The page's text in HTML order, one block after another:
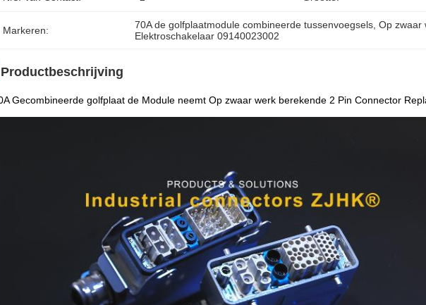
Markeren: 70A de golfplaatmodule combineerde tussenvoegsels , Op zwaar
Elektroschakelaar 09140023002
Productbeschrijving
Gecombineerde golfplaat de Module neemt Op zwaar werk berekende 2 Pin Connector